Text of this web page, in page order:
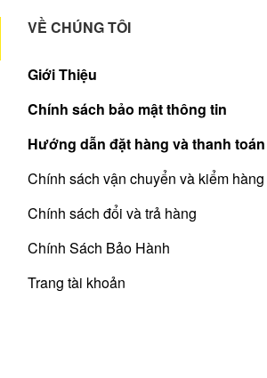
VỀ CHÚNG TÔI
Giới Thiệu
Chính sách bảo mật thông tin
Hướng dẫn đặt hàng và thanh toán
Chính sách vận chuyển và kiểm hàng
Chính sách đổi và trả hàng
Chính Sách Bảo Hành
Trang tài khoản